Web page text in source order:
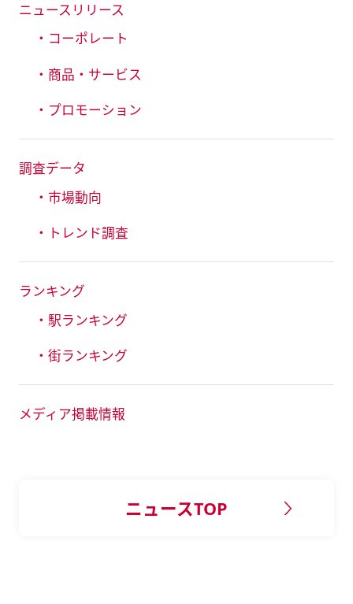
ニュースリリース
・コーポレート
・商品・サービス
・プロモーション
調査データ
・市場動向
・トレンド調査
ランキング
・駅ランキング
・街ランキング
メディア掲載情報
ニュースTOP